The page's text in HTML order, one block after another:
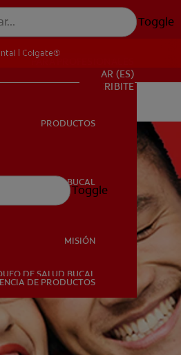
Toggle
SALUD BUCAL
MISIÓN
CHEQUEO DE SALUD BUCAL
CORRESPONDENCIA DE PRODUCTOS
PARA PROFESIONALES
AR (ES)
SUSCRIBITE
PRODUCTOS
SALUD BUCAL
MISIÓN
DE SALUD BUCAL
DE PRODUCTOS
Toggle
| Colgate®